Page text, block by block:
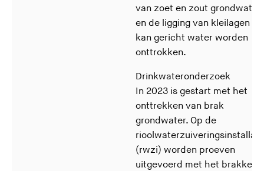
van zoet en zout grondwater
en de ligging van kleilagen
kan gericht water worden
onttrokken.
Drinkwateronderzoek
In 2023 is gestart met het
onttrekken van brak
grondwater. Op de
(rwzi) worden proeven
uitgevoerd met het brakke